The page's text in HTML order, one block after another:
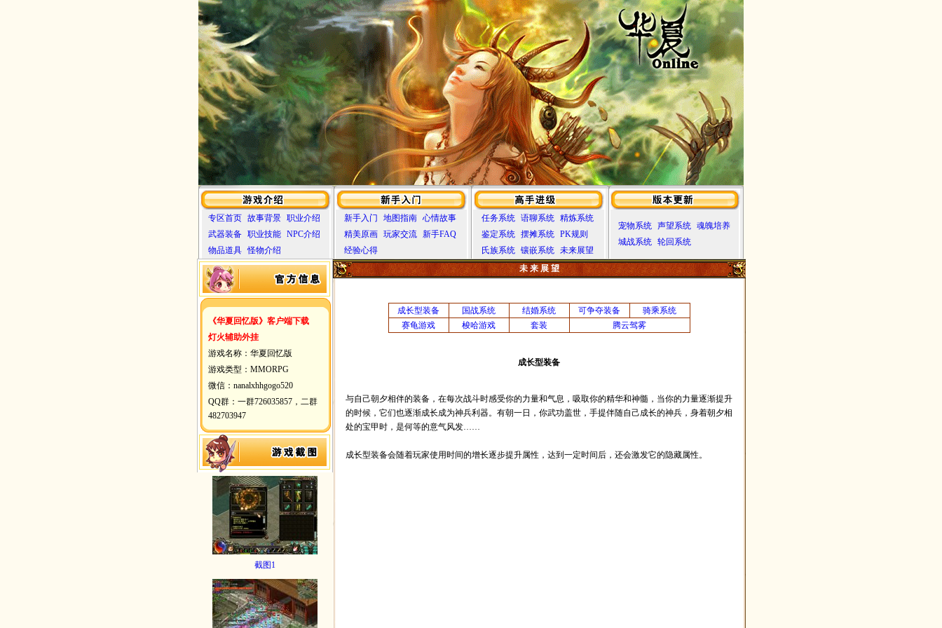
专区首页 故事背景
职业介绍
武器装备
职业技能
NPC介绍
物品道具 怪物介绍
新手入门 地图指南 心情故事
精美原画 玩家交流 新手FAQ
经验心得
任务系统 语聊系统 精炼系统
鉴定系统 摆摊系统 PK规则
氏族系统 镶嵌系统 未来展望
宠物系统 声望系统
魂魄培养
城战系统
轮回系统
《华夏回忆版》客户端下载
灯火辅助外挂
游戏名称：华夏回忆版
游戏类型：MMORPG
微信：nanalxhhgogo520
QQ群：一群726035857，二群
482703947
截图1
未 来 展 望
成长型装备 国战系统 结婚系统 可争夺装备
骑乘系统
赛龟游戏
梭哈游戏 套装 腾云驾雾
成长型装备
与自己朝夕相伴的装备，在每次战斗时感受你的力量和气息，吸取你的精华和神髓，当你的力量逐渐提升
的时候，它们也逐渐成长成为神兵利器。有朝一日，你武功盖世，手提伴随自己成长的神兵，身着朝夕相
处的宝甲时，是何等的意气风发……
成长型装备会随着玩家使用时间的增长逐步提升属性，达到一定时间后，还会激发它的隐藏属性。